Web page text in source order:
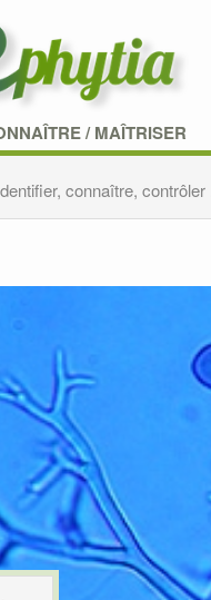
/MAÎTRISER
connaître, contrôler